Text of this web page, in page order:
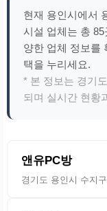
현재 용인시에서
시설 업체는 총
양한 업체 정보를
택을 누리세요.
* 본 정보는 경기
되며 실시간 현황
앤유PC방
경기도 용인시 수지